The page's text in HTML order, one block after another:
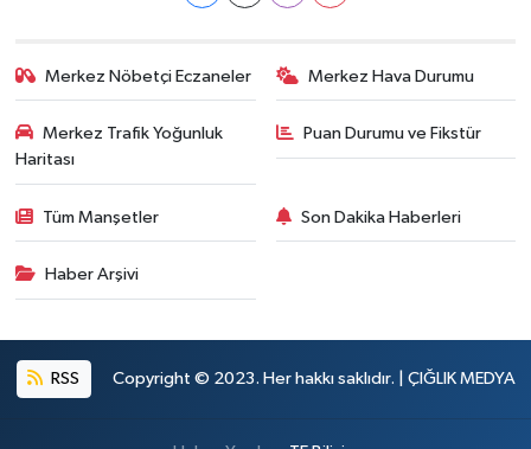
Merkez Nöbetçi Eczaneler Merkez Hava Durumu
Merkez Trafik Yoğunluk
Haritası
Puan Durumu ve Fikstür
Tüm Manşetler Son Dakika Haberleri
Haber Arşivi
RSS Copyright © 2023. Her hakkı saklıdır. | ÇIĞLIK MEDYA